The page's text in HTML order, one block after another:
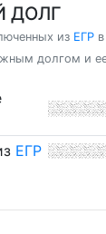
ДОЛГ
из ЕГР
долгом и
ЕГР